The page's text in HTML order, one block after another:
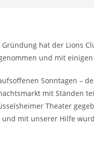
hat der Lions
und mit
Sonntagen –
mit Ständen
Theater
mit unserer Hilfe